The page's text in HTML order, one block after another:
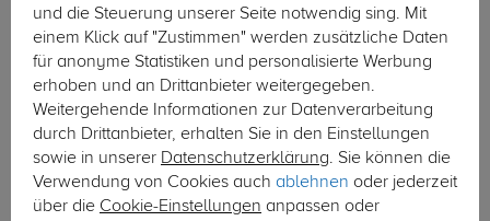
und die Steuerung unserer Seite notwendig sing. Mit
einem Klick auf "Zustimmen" werden zusätzliche Daten
für anonyme Statistiken und personalisierte Werbung
erhoben und an Drittanbieter weitergegeben.
Weitergehende Informationen zur Datenverarbeitung
durch Drittanbieter, erhalten Sie in den Einstellungen
sowie in unserer Datenschutzerklärung. Sie können die
Verwendung von Cookies auch ablehnen oder jederzeit
über die Cookie-Einstellungen anpassen oder